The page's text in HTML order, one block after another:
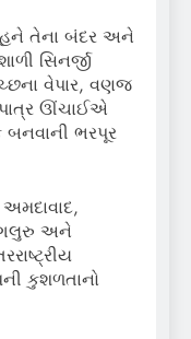
તેના બંદર અને
સિનર્જી
વેપાર, વણજ
ઊંચાઈએ
ભરપૂર
અને
કુશળતાનો